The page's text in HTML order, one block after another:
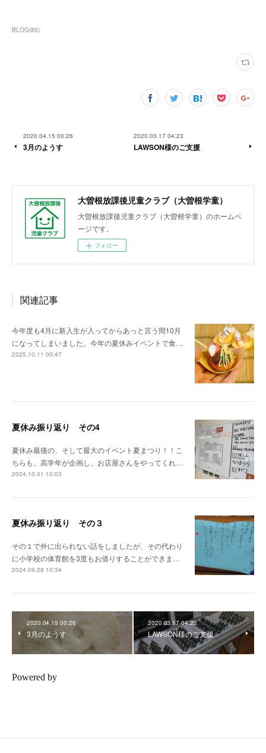
BLOG(85)
2020.04.15 00:26
3月のようす
2020.03.17 04:23
LAWSON様のご支援
大曽根放課後児童クラブ（大曽根学童）
大曽根放課後児童クラブ（大曽根学童）のホームペ
ージです。
フォロー
関連記事
今年度も4月に新入生が入ってからあっと言う間10月
になってしまいました。今年の夏休みイベントで食…
2025.10.11 00:47
夏休み振り返り その4
夏休み最後の、そして最大のイベント夏まつり！！こ
ちらも、高学年が企画し、お店屋さんをやってくれ…
2024.10.01 10:03
夏休み振り返り その３
その１で外に出られない話をしましたが、その代わり
に小学校の体育館を3度もお借りすることができま…
2024.09.28 10:34
2020.04.15 00:26
3月のようす
2020.03.17 04:23
LAWSON様のご支援